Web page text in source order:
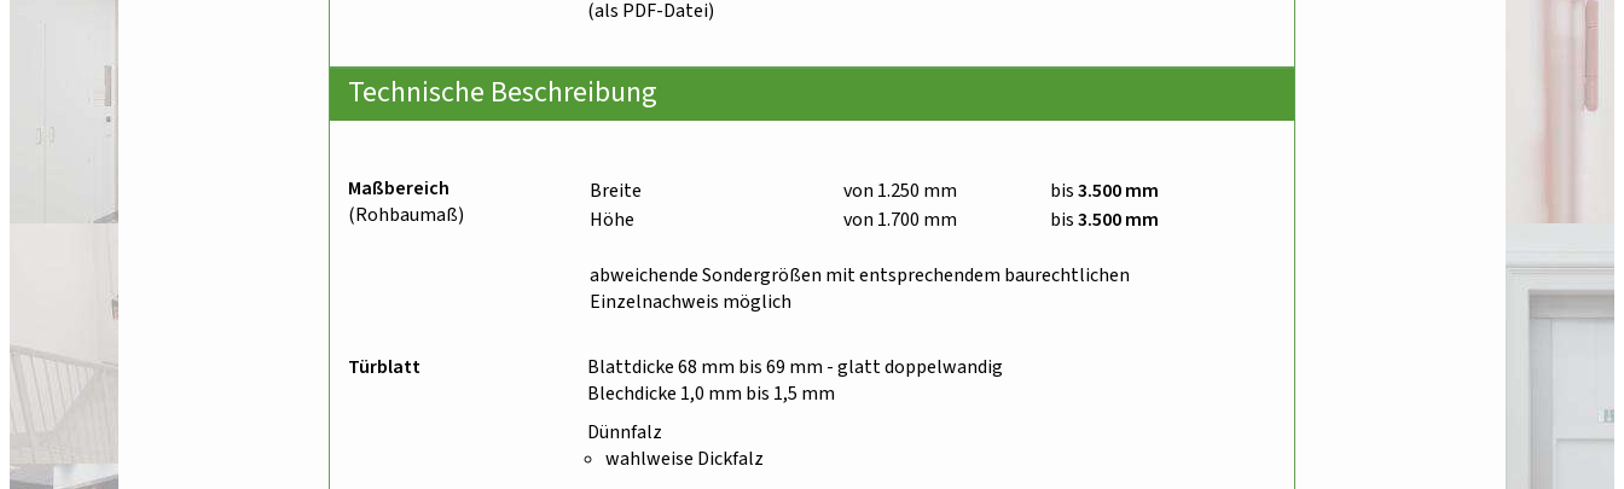
(als PDF-Datei)
Technische Beschreibung
Maßbereich
(Rohbaumaß)
Breite von 1.250 mm bis3.500 mm
Höhe
von 1.700 mm bis3.500 mm
abweichende Sondergrößen mit entsprechendem baurechtlichen
Einzelnachweis möglich
Türblatt
Blattdicke 68 mm bis 69 mm - glatt doppelwandig
Blechdicke 1,0 mm bis 1,5 mm
Dünnfalz
wahlweise Dickfalz